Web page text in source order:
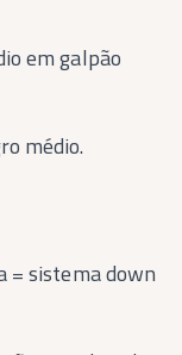
em galpão
médio.
= sistema down